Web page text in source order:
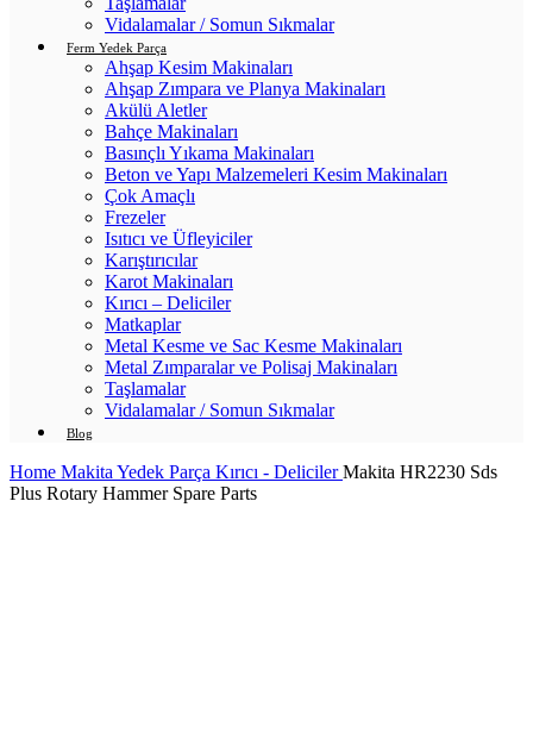
Vidalamalar / Somun Sıkmalar
Ferm Yedek Parça
Ahşap Kesim Makinaları
Ahşap Zımpara ve Planya Makinaları
Akülü Aletler
Bahçe Makinaları
Basınçlı Yıkama Makinaları
Beton ve Yapı Malzemeleri Kesim Makinaları
Çok Amaçlı
Frezeler
Isıtıcı ve Üfleyiciler
Karıştırıcılar
Karot Makinaları
Kırıcı – Deliciler
Matkaplar
Metal Kesme ve Sac Kesme Makinaları
Metal Zımparalar ve Polisaj Makinaları
Taşlamalar
Vidalamalar / Somun Sıkmalar
Blog
Home Makita Yedek Parça Kırıcı - DelicilerMakita HR2230 Sds
Plus Rotary Hammer Spare Parts